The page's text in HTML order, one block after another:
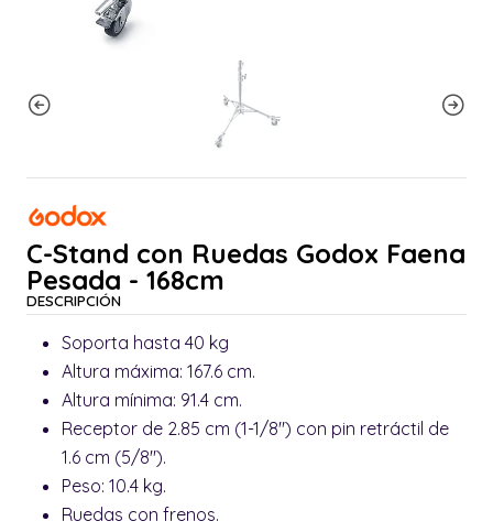
C-Stand con Ruedas Godox Faena
Pesada - 168cm
DESCRIPCIÓN
Soporta hasta 40 kg
Altura máxima: 167.6 cm.
Altura mínima: 91.4 cm.
Receptor de 2.85 cm (1-1/8") con pin retráctil de
1.6 cm (5/8").
Peso: 10.4 kg.
Ruedas con frenos.